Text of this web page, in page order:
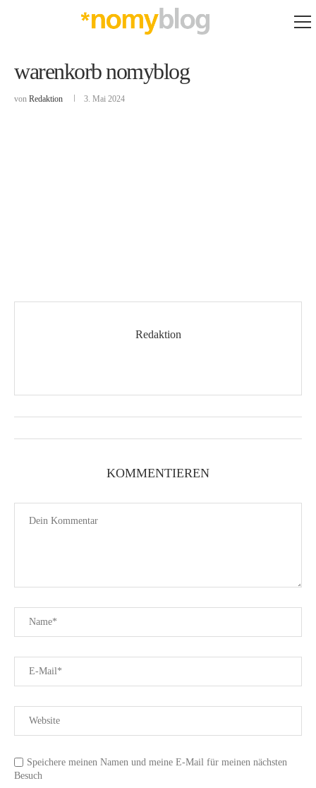
warenkorb nomyblog
von Redaktion 3. Mai 2024
Redaktion
KOMMENTIEREN
Speichere meinen Namen und meine E-Mail für meinen nächsten
Besuch